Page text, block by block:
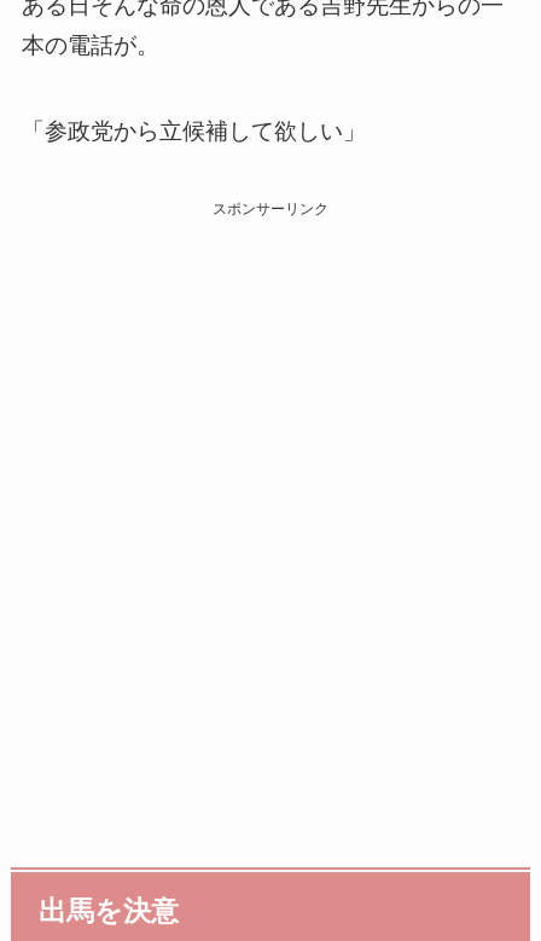
ある日そんな命の恩人である吉野先生からの一
本の電話が。
「参政党から立候補して欲しい」
スポンサーリンク
出馬を決意